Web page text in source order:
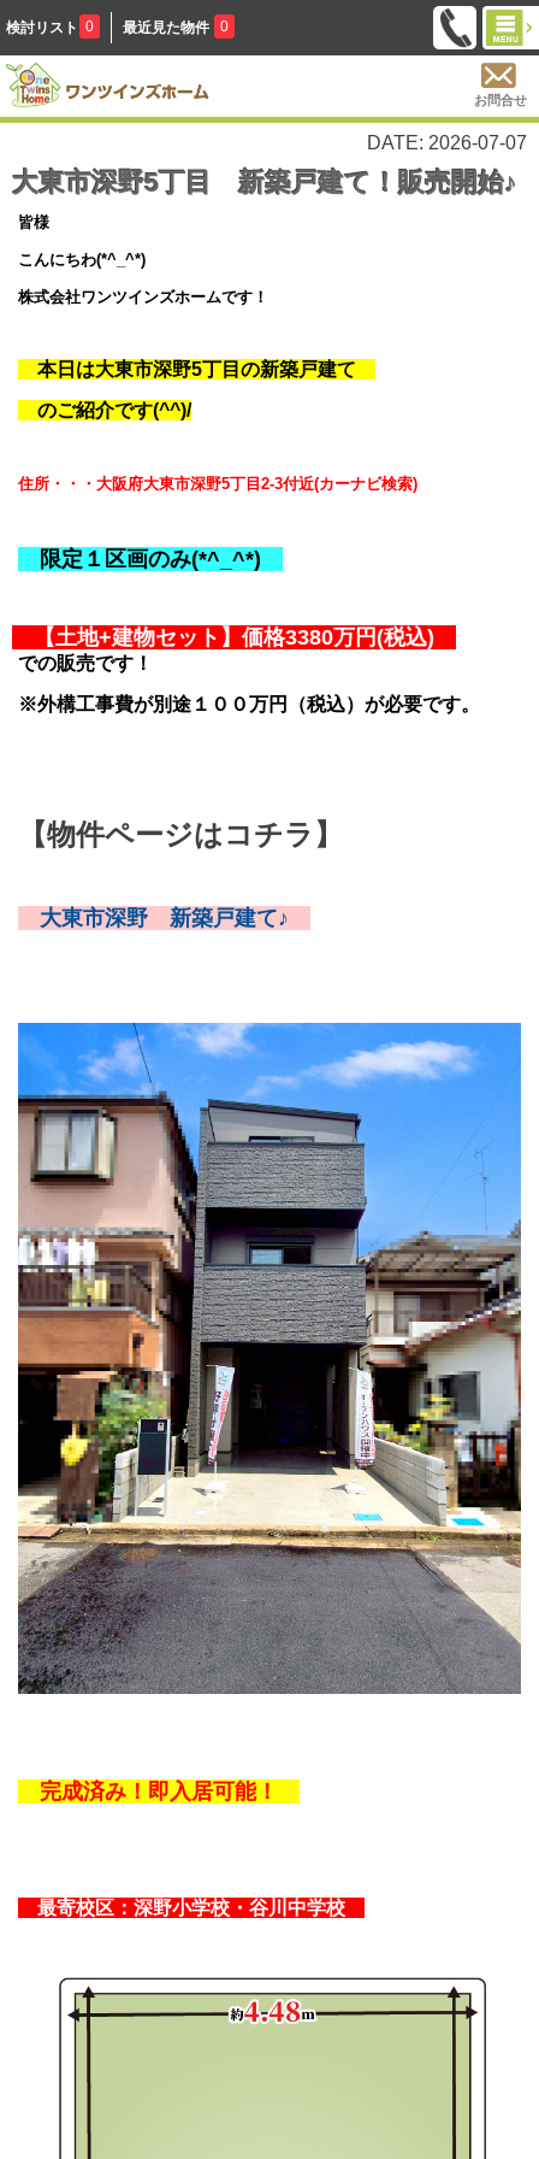
検討リスト 0 最近見た物件 0
お問合せ
DATE: 2026-07-07
大東市深野5丁目 新築戸建て！販売開始♪
皆様
こんにちわ(*^_^*)
株式会社ワンツインズホームです！
本日は大東市深野5丁目の新築戸建て
のご紹介です(^^)/
住所・・・大阪府大東市深野5丁目2-3付近(カーナビ検索)
限定１区画のみ(*^_^*)
【土地+建物セット】価格3380万円(税込)
での販売です！
※外構工事費が別途１００万円（税込）が必要です。
【物件ページはコチラ】
大東市深野 新築戸建て♪
完成済み！即入居可能！
最寄校区： 深野小学校 ・ 谷川中学校